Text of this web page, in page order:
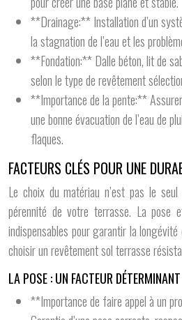
**Drainage:** Installation d’un
la stagnation de l’eau et les
**Fondation:** Dalle béton, lit de
selon le type de revêtement
**Importance de la pente:**
une bonne évacuation de l’eau de
flaques.
FACTEURS CLÉS POUR UNE
Le choix du matériau n’est pas le
pérennité de votre terrasse. La pose
indispensables pour garantir la
choisir un revêtement sol terrasse
LA POSE : UN FACTEUR DÉTERMINANT
**Importance de faire appel à un